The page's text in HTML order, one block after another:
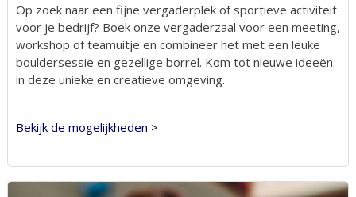
Op zoek naar een fijne vergaderplek of sportieve activiteit
voor je bedrijf? Boek onze vergaderzaal voor een meeting,
workshop of teamuitje en combineer het met een leuke
bouldersessie en gezellige borrel. Kom tot nieuwe ideeën
in deze unieke en creatieve omgeving.
Bekijk de mogelijkheden >